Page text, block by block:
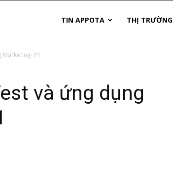
TIN APPOTA THỊ TRƯỜNG
P1
và ứng dụng